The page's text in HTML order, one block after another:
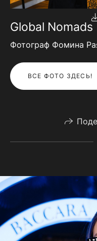
Global Nomads
Фотограф Фомина
ВСЕ ФОТО ЗДЕСЬ!